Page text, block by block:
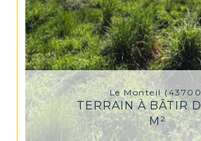
Le Monteil
TERRAIN À BÂTIR
M²